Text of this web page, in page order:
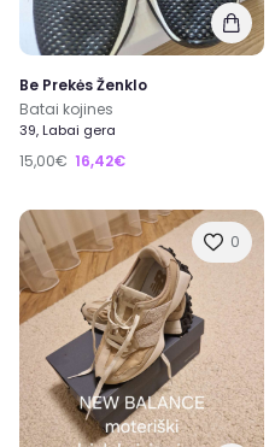
Be Prekės Ženklo
Batai kojines
39, Labai gera
15,00€ 16,42€
0